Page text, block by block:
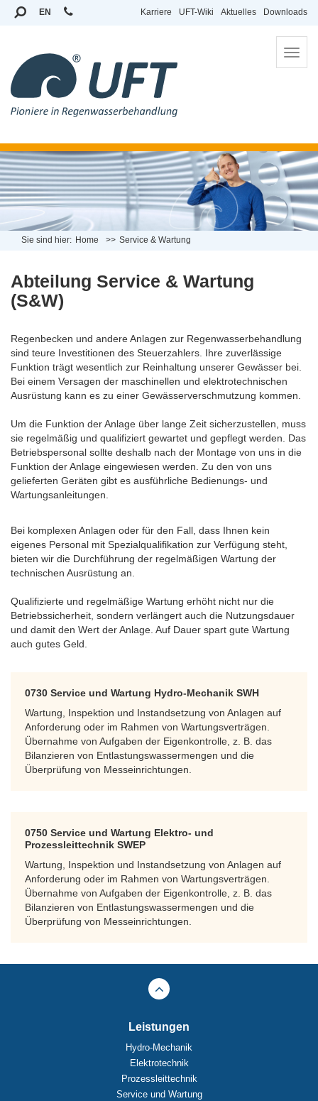
Karriere UFT-Wiki Aktuelles Downloads
EN
Sie sind hier: Home Service & Wartung
Abteilung Service & Wartung
(S&W)
Regenbecken und andere Anlagen zur Regenwasserbehandlung
sind teure Investitionen des Steuerzahlers. Ihre zuverlässige
Funktion trägt wesentlich zur Reinhaltung unserer Gewässer bei.
Bei einem Versagen der maschinellen und elektrotechnischen
Ausrüstung kann es zu einer Gewässerverschmutzung kommen.
Um die Funktion der Anlage über lange Zeit sicherzustellen, muss
sie regelmäßig und qualifiziert gewartet und gepflegt werden. Das
Betriebspersonal sollte deshalb nach der Montage von uns in die
Funktion der Anlage eingewiesen werden. Zu den von uns
gelieferten Geräten gibt es ausführliche Bedienungs- und
Wartungsanleitungen.
Bei komplexen Anlagen oder für den Fall, dass Ihnen kein
eigenes Personal mit Spezialqualifikation zur Verfügung steht,
bieten wir die Durchführung der regelmäßigen Wartung der
technischen Ausrüstung an.
Qualifizierte und regelmäßige Wartung erhöht nicht nur die
Betriebssicherheit, sondern verlängert auch die Nutzungsdauer
und damit den Wert der Anlage. Auf Dauer spart gute Wartung
auch gutes Geld.
0730 Service und Wartung Hydro-Mechanik SWH
Wartung, Inspektion und Instandsetzung von Anlagen auf
Anforderung oder im Rahmen von Wartungsverträgen.
Übernahme von Aufgaben der Eigenkontrolle, z. B. das
Bilanzieren von Entlastungswassermengen und die
Überprüfung von Messeinrichtungen.
0750 Service und Wartung Elektro- und
Prozessleittechnik SWEP
Wartung, Inspektion und Instandsetzung von Anlagen auf
Anforderung oder im Rahmen von Wartungsverträgen.
Übernahme von Aufgaben der Eigenkontrolle, z. B. das
Bilanzieren von Entlastungswassermengen und die
Überprüfung von Messeinrichtungen.
Leistungen
Hydro-Mechanik
Elektrotechnik
Prozessleittechnik
Service und Wartung